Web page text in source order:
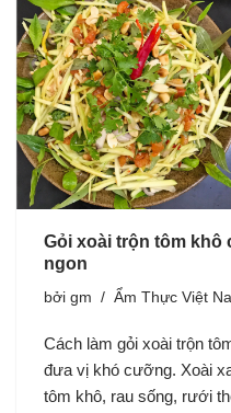
Gỏi xoài trộn tôm khô
ngon
bởi gm Ẩm Thực Việt
Cách làm gỏi xoài trộn
đưa vị khó cưỡng. Xoài
tôm khô, rau sống, rưới